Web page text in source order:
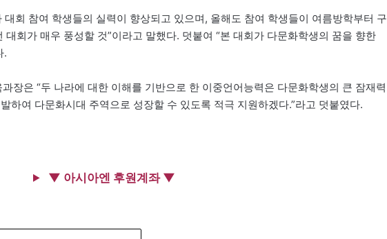
회 참여 학생들의 실력이 향상되고 있으며, 올해도 참여 학생들이 여름방학부터 구
회가 매우 풍성할 것”이라고 말했다. 덧붙여 “본 대회가 다문화학생의 꿈을 향한
.
장은 “두 나라에 대한 이해를 기반으로 한 이중언어능력은 다문화학생의 큰 잠재력
하여 다문화시대 주역으로 성장할 수 있도록 적극 지원하겠다.”라고 덧붙였다.
▼ 아시아엔 후원계좌 ▼